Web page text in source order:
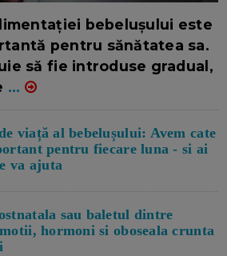
bebelușului este
pentru sănătatea sa.
să fie introduse gradual,
...
viață al bebelușului: Avem cate
pentru fiecare luna - si ai
va ajuta
sau baletul dintre
hormoni si oboseala crunta